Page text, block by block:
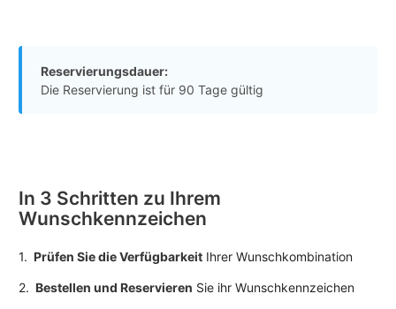
Reservierungsdauer:
Die Reservierung ist für 90 Tage gültig
In 3 Schritten zu Ihrem
Wunschkennzeichen
1. Prüfen Sie die Verfügbarkeit Ihrer Wunschkombination
2. Bestellen und Reservieren Sie ihr Wunschkennzeichen